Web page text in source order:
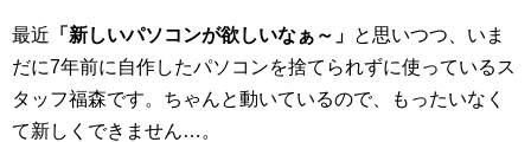
最近 「新しいパソコンが欲しいなぁ～」 と思いつつ、いま
だに7年前に自作したパソコンを捨てられずに使っているス
タッフ福森です。ちゃんと動いているので、もったいなく
て新しくできません…。